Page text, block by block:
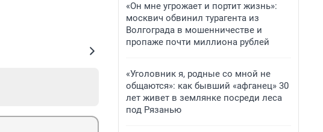
«Он мне угрожает и портит жизнь»:
москвич обвинил турагента из
Волгограда в мошенничестве и
пропаже почти миллиона рублей
«Уголовник я, родные со мной не
общаются»: как бывший «афганец» 30
лет живет в землянке посреди леса
под Рязанью